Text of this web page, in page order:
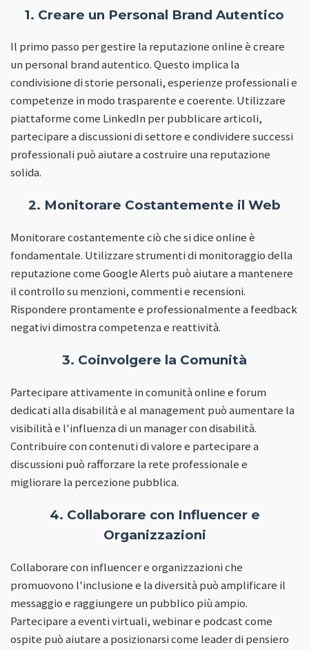
1. Creare un Personal Brand Autentico
Il primo passo per gestire la reputazione online è creare
un personal brand autentico. Questo implica la
condivisione di storie personali, esperienze professionali e
competenze in modo trasparente e coerente. Utilizzare
piattaforme come LinkedIn per pubblicare articoli,
partecipare a discussioni di settore e condividere successi
professionali può aiutare a costruire una reputazione
solida.
2. Monitorare Costantemente il Web
Monitorare costantemente ciò che si dice online è
fondamentale. Utilizzare strumenti di monitoraggio della
reputazione come Google Alerts può aiutare a mantenere
il controllo su menzioni, commenti e recensioni.
Rispondere prontamente e professionalmente a feedback
negativi dimostra competenza e reattività.
3. Coinvolgere la Comunità
Partecipare attivamente in comunità online e forum
dedicati alla disabilità e al management può aumentare la
visibilità e l'influenza di un manager con disabilità.
Contribuire con contenuti di valore e partecipare a
discussioni può rafforzare la rete professionale e
migliorare la percezione pubblica.
4. Collaborare con Influencer e
Organizzazioni
Collaborare con influencer e organizzazioni che
promuovono l'inclusione e la diversità può amplificare il
messaggio e raggiungere un pubblico più ampio.
Partecipare a eventi virtuali, webinar e podcast come
ospite può aiutare a posizionarsi come leader di pensiero